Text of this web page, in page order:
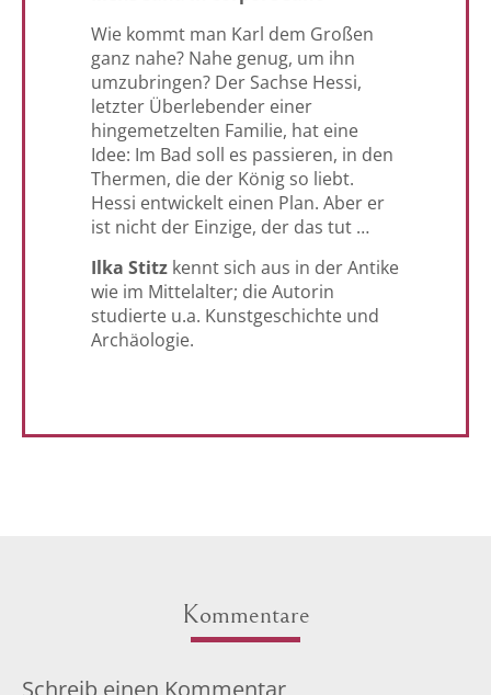
Wie kommt man Karl dem Großen
ganz nahe? Nahe genug, um ihn
umzubringen? Der Sachse Hessi,
letzter Überlebender einer
hingemetzelten Familie, hat eine
Idee: Im Bad soll es passieren, in den
Thermen, die der König so liebt.
Hessi entwickelt einen Plan. Aber er
ist nicht der Einzige, der das tut …
Ilka Stitz kennt sich aus in der Antike
wie im Mittelalter; die Autorin
studierte u.a. Kunstgeschichte und
Archäologie.
Kommentare
Schreib einen Kommentar